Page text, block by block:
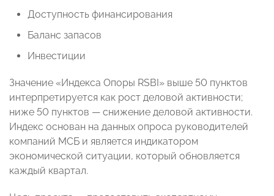
Доступность финансирования
Баланс запасов
Инвестиции
Значение «Индекса Опоры RSBI» выше 50 пунктов
интерпретируется как рост деловой активности;
ниже 50 пунктов — снижение деловой активности.
Индекс основан на данных опроса руководителей
компаний МСБ и является индикатором
экономической ситуации, который обновляется
каждый квартал.